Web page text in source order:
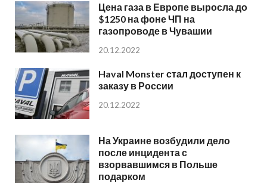
Цена газа в Европе выросла до
$1250 на фоне ЧП на
газопроводе в Чувашии
20.12.2022
Haval Monster стал доступен к
заказу в России
20.12.2022
На Украине возбудили дело
после инцидента с
взорвавшимся в Польше
подарком